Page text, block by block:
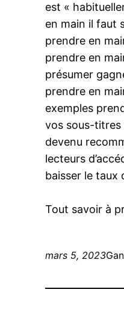
est «
en main il faut
prendre en
prendre en
présumer
prendre en
exemples
vos sous-titres
devenu
lecteurs
baisser le taux
Tout savoir à
mars 5, 2023